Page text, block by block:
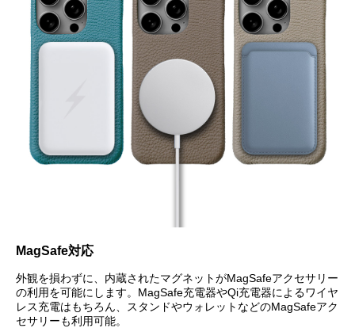
MagSafe対応
外観を損わずに、内蔵されたマグネットがMagSafeアクセサリー
の利用を可能にします。MagSafe充電器やQi充電器によるワイヤ
レス充電はもちろん、スタンドやウォレットなどのMagSafeアク
セサリーも利用可能。